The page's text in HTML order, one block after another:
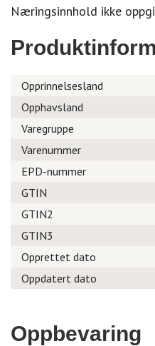
Næringsinnhold ikke
Opprinnelsesland
Opphavsland
Varegruppe
Varenummer
EPD-nummer
GTIN
GTIN2
GTIN3
Opprettet dato
Oppdatert dato
Oppbevaring